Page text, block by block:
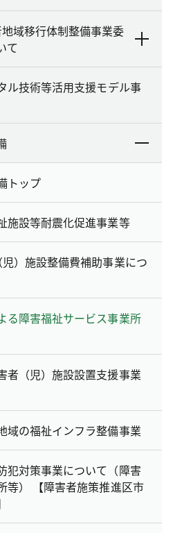
域移行体制整備事業委
て
ル技術等活用支援モデル事
トップ
施設等耐震化促進事業等
）施設整備費補助事業につ
る障害福祉サービス事業所
者（児）施設設置支援事業
域の福祉インフラ整備事業
犯対策事業について（障害
等） 【障害者施策推進区市